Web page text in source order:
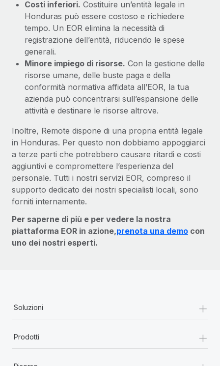
Costi inferiori. Costituire un’entità legale in
Honduras può essere costoso e richiedere
tempo. Un EOR elimina la necessità di
registrazione dell’entità, riducendo le spese
generali.
Minore impiego di risorse. Con la gestione delle
risorse umane, delle buste paga e della
conformità normativa affidata all’EOR, la tua
azienda può concentrarsi sull’espansione delle
attività e destinare le risorse altrove.
Inoltre, Remote dispone di una propria entità legale
in Honduras. Per questo non dobbiamo appoggiarci
a terze parti che potrebbero causare ritardi e costi
aggiuntivi e compromettere l’esperienza del
personale. Tutti i nostri servizi EOR, compreso il
supporto dedicato dei nostri specialisti locali, sono
forniti internamente.
Per saperne di più e per vedere la nostra
piattaforma EOR in azione,prenota una demo con
uno dei nostri esperti.
Soluzioni +
Prodotti +